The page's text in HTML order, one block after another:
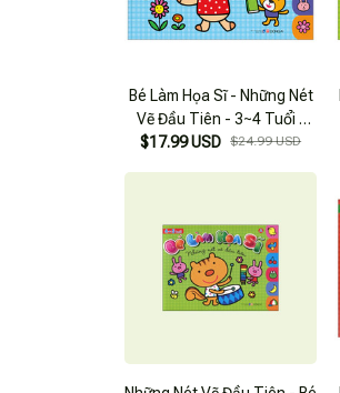
Bé Làm Họa Sĩ - Những Nét
Vẽ Đầu Tiên - 3~4 Tuổi -
Tập A
$17.99 USD $24.99 USD